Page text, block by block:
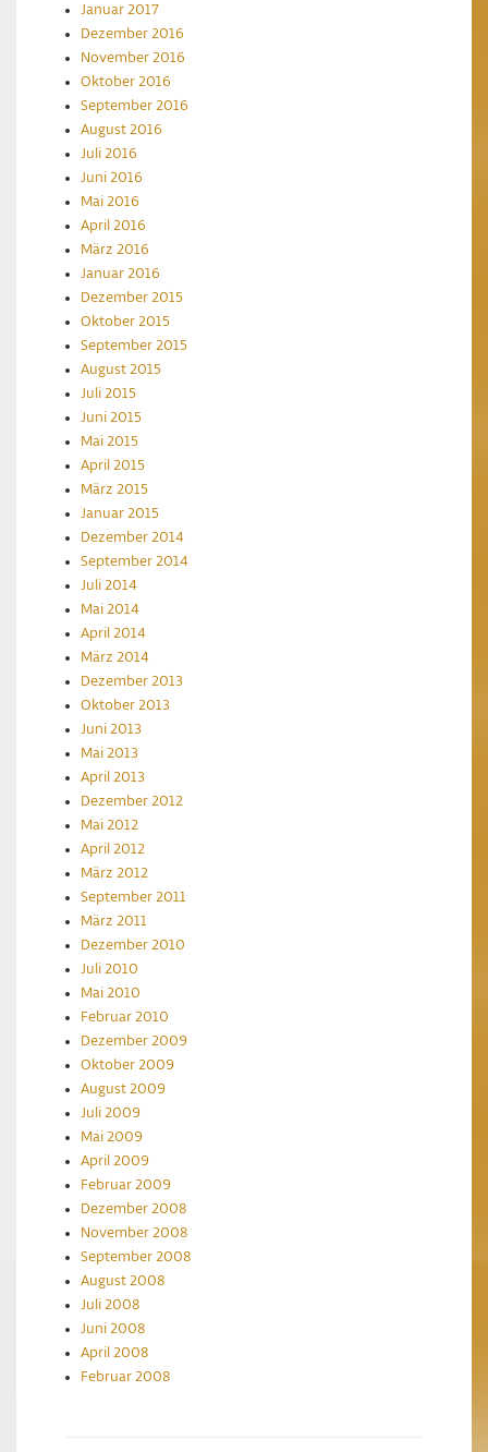
Januar 2017
Dezember 2016
November 2016
Oktober 2016
September 2016
August 2016
Juli 2016
Juni 2016
Mai 2016
April 2016
März 2016
Januar 2016
Dezember 2015
Oktober 2015
September 2015
August 2015
Juli 2015
Juni 2015
Mai 2015
April 2015
März 2015
Januar 2015
Dezember 2014
September 2014
Juli 2014
Mai 2014
April 2014
März 2014
Dezember 2013
Oktober 2013
Juni 2013
Mai 2013
April 2013
Dezember 2012
Mai 2012
April 2012
März 2012
September 2011
März 2011
Dezember 2010
Juli 2010
Mai 2010
Februar 2010
Dezember 2009
Oktober 2009
August 2009
Juli 2009
Mai 2009
April 2009
Februar 2009
Dezember 2008
November 2008
September 2008
August 2008
Juli 2008
Juni 2008
April 2008
Februar 2008